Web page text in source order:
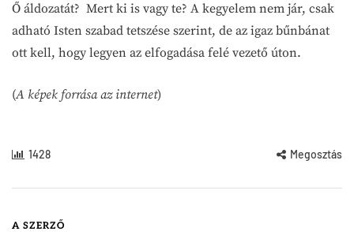
Ő áldozatát? Mert ki is vagy te? A kegyelem nem jár, csak
adható Isten szabad tetszése szerint, de az igaz bűnbánat
ott kell, hogy legyen az elfogadása felé vezető úton.
(A képek forrása az internet)
1428 Megosztás
A SZERZŐ